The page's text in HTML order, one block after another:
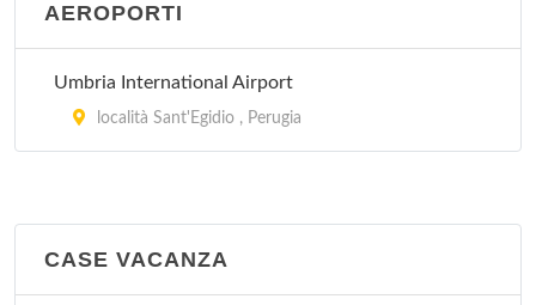
AEROPORTI
Umbria International Airport
località Sant'Egidio , Perugia
CASE VACANZA